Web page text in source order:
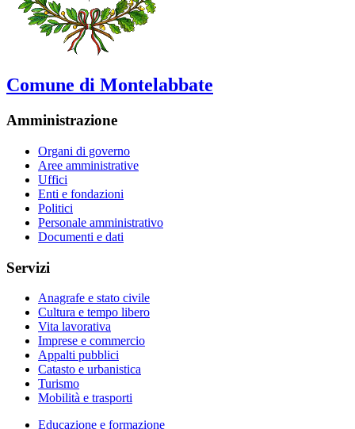
Comune di Montelabbate
Amministrazione
Organi di governo
Aree amministrative
Uffici
Enti e fondazioni
Politici
Personale amministrativo
Documenti e dati
Servizi
Anagrafe e stato civile
Cultura e tempo libero
Vita lavorativa
Imprese e commercio
Appalti pubblici
Catasto e urbanistica
Turismo
Mobilità e trasporti
Educazione e formazione